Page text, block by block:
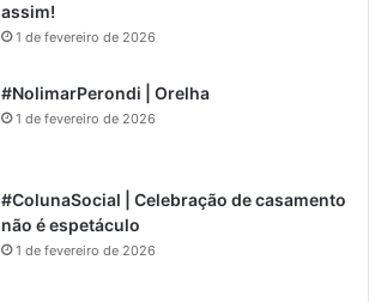
assim!
1 de fevereiro de 2026
#NolimarPerondi | Orelha
1 de fevereiro de 2026
#ColunaSocial | Celebração de casamento
não é espetáculo
1 de fevereiro de 2026